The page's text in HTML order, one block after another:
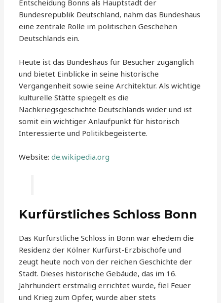
Entscheidung Bonns als Hauptstadt der
Bundesrepublik Deutschland, nahm das Bundeshaus
eine zentrale Rolle im politischen Geschehen
Deutschlands ein.
Heute ist das Bundeshaus für Besucher zugänglich
und bietet Einblicke in seine historische
Vergangenheit sowie seine Architektur. Als wichtige
kulturelle Stätte spiegelt es die
Nachkriegsgeschichte Deutschlands wider und ist
somit ein wichtiger Anlaufpunkt für historisch
Interessierte und Politikbegeisterte.
Website:de.wikipedia.org
Kurfürstliches Schloss Bonn
Das Kurfürstliche Schloss in Bonn war ehedem die
Residenz der Kölner Kurfürst-Erzbischöfe und
zeugt heute noch von der reichen Geschichte der
Stadt. Dieses historische Gebäude, das im 16.
Jahrhundert erstmalig errichtet wurde, fiel Feuer
und Krieg zum Opfer, wurde aber stets